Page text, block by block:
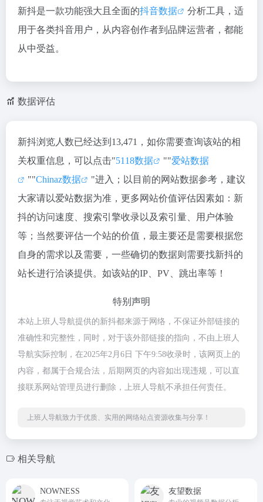
新抖是一款功能强大且全面的抖音数据
分析工具，适
用于各类抖音用户，从内容创作者到品牌运营者，都能
从中受益。
数据评估
新抖浏览人数已经达到13,471，如你需要查询该站的相
关权重信息，可以点击"5118数据 ""爱站数据
""Chinaz数据
"进入；以目前的网站数据参考，建议
大家请以爱站数据为准，更多网站价值评估因素如：新
抖的访问速度、搜索引擎收录以及索引量、用户体验
等；当然要评估一个站的价值，最主要还是需要根据您
自身的需求以及需要，一些确切的数据则需要找新抖的
站长进行洽谈提供。如该站的IP、PV、跳出率等！
特别声明
本站上班人导航提供的新抖都来源于网络，不保证外部链接的
准确性和完整性，同时，对于该外部链接的指向，不由上班人
导航实际控制，在2025年2月6日 下午9:58收录时，该网页上的
内容，都属于合规合法，后期网页的内容如出现违规，可以直
接联系网站管理员进行删除，上班人导航不承担任何责任。
上班人导航致力于优质、实用的网络站点资源收集与分享！
相关导航
NOWNESS 友望数据